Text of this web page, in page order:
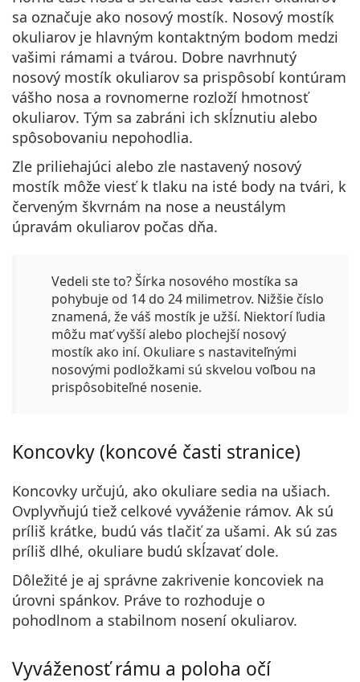
sa označuje ako nosový mostík. Nosový mostík
okuliarov je hlavným kontaktným bodom medzi
vašimi rámami a tvárou. Dobre navrhnutý
nosový mostík okuliarov sa prispôsobí kontúram
vášho nosa a rovnomerne rozloží hmotnosť
okuliarov. Tým sa zabráni ich skĺznutiu alebo
spôsobovaniu nepohodlia.
Zle priliehajúci alebo zle nastavený nosový
mostík môže viesť k tlaku na isté body na tvári, k
červeným škvrnám na nose a neustálym
úpravám okuliarov počas dňa.
Vedeli ste to?Šírka nosového mostíka sa
pohybuje od 14 do 24 milimetrov. Nižšie číslo
znamená, že váš mostík je užší. Niektorí ľudia
môžu mať vyšší alebo plochejší nosový
mostík ako iní. Okuliare s nastaviteľnými
nosovými podložkami sú skvelou voľbou na
prispôsobiteľné nosenie.
Koncovky (koncové časti stranice)
Koncovky určujú, ako okuliare sedia na ušiach.
Ovplyvňujú tiež celkové vyváženie rámov. Ak sú
príliš krátke, budú vás tlačiť za ušami. Ak sú zas
príliš dlhé, okuliare budú skĺzavať dole.
Dôležité je aj správne zakrivenie koncoviek na
úrovni spánkov. Práve to rozhoduje o
pohodlnom a stabilnom nosení okuliarov.
Vyváženosť rámu a poloha očí